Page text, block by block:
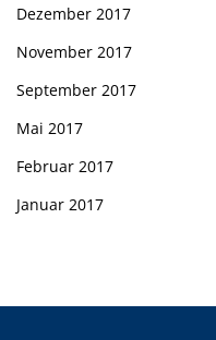
Dezember 2017
November 2017
September 2017
Mai 2017
Februar 2017
Januar 2017